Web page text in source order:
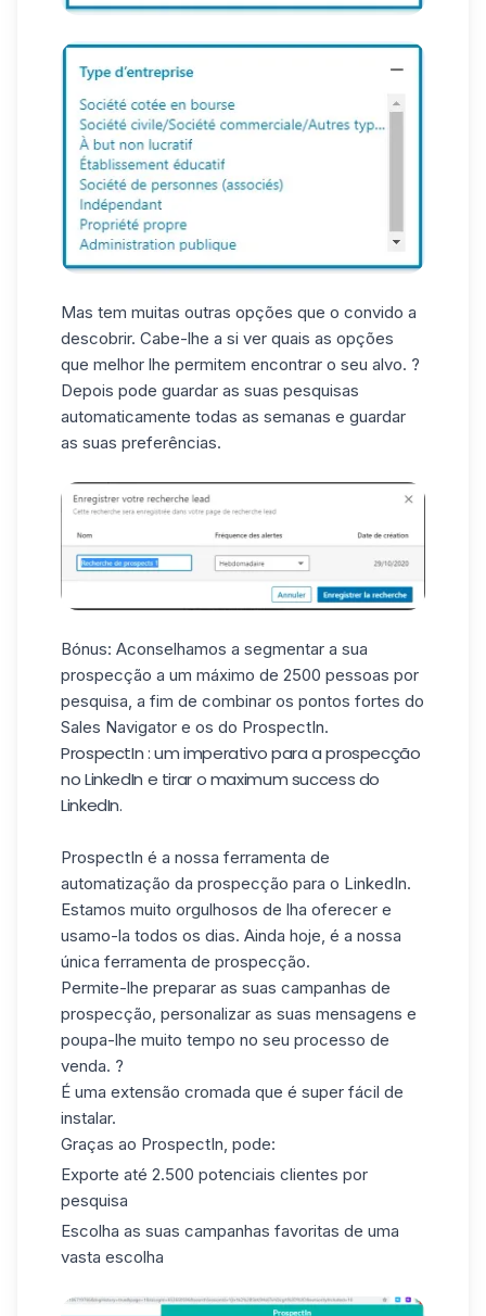
Mas tem muitas outras opções que o convido a
descobrir. Cabe-lhe a si ver quais as opções
que melhor lhe permitem encontrar o seu alvo. ?
Depois pode guardar as suas pesquisas
automaticamente todas as semanas e guardar
as suas preferências.
Bónus: Aconselhamos a segmentar a sua
prospecção a um máximo de 2500 pessoas por
pesquisa, a fim de combinar os pontos fortes do
Sales Navigator e os do ProspectIn.
ProspectIn : um imperativo para a prospecção
no LinkedIn e tirar o maximum success do
LinkedIn.
ProspectIn é a nossa ferramenta de
automatização da prospecção para o LinkedIn.
Estamos muito orgulhosos de lha oferecer e
usamo-la todos os dias. Ainda hoje, é a nossa
única ferramenta de prospecção.
Permite-lhe preparar as suas campanhas de
prospecção, personalizar as suas mensagens e
poupa-lhe muito tempo no seu processo de
venda. ?
É uma extensão cromada que é super fácil de
instalar.
Graças ao ProspectIn, pode:
Exporte até 2.500 potenciais clientes por
pesquisa
Escolha as suas campanhas favoritas de uma
vasta escolha